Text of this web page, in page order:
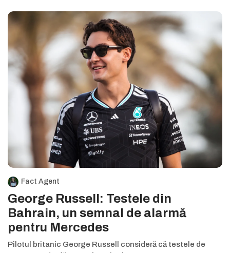
Fact Agent
George Russell: Testele din
Bahrain, un semnal de alarmă
pentru Mercedes
Pilotul britanic George Russell consideră că testele de